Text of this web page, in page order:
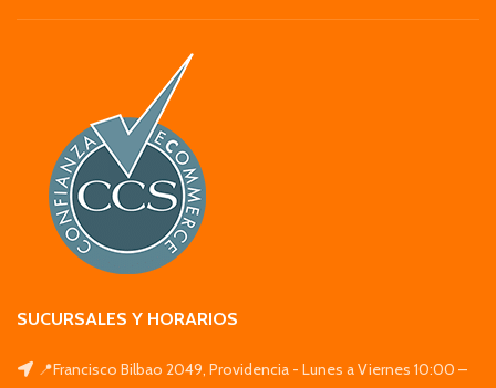
SUCURSALES Y HORARIOS
📍Francisco Bilbao 2049, Providencia - Lunes a Viernes 10:00 –